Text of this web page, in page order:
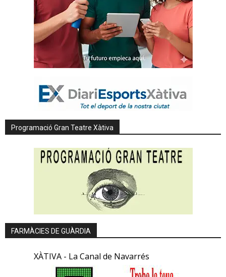
Programació Gran Teatre Xàtiva
FARMÀCIES DE GUÀRDIA
XÀTIVA - La Canal de Navarrés